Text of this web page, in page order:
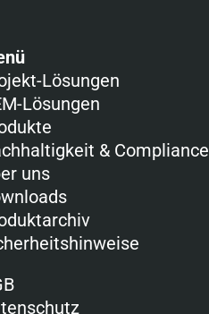
Lösungen
Lösungen
& Compliance
uns